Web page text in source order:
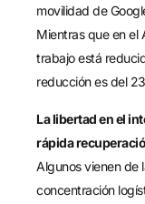
movilidad de
Mientras que en el
trabajo está
reducción es del
La libertad en el
rápida
Algunos vienen de
concentración